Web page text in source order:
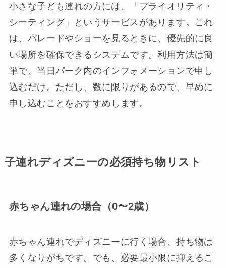
小さな子ども連れの方には、「プライオリティ・
シーティング」というサービスがあります。これ
は、パレードやショーを見るときに、優先的に良
い場所を確保できるシステムです。利用方法は簡
単で、当日パーク内のインフォメーションで申し
込むだけ。ただし、数に限りがあるので、早めに
申し込むことをおすすめします。
子連れディズニーの必須持ち物リスト
赤ちゃん連れの場合（0〜2歳）
赤ちゃん連れでディズニーに行く場合、持ち物は
多くなりがちです。でも、必要最小限に抑えるこ